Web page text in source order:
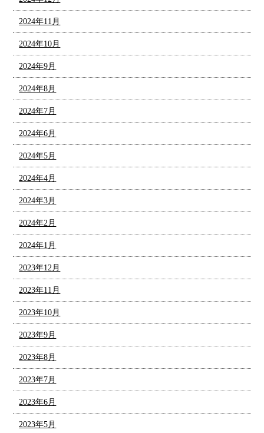
2024年11月
2024年10月
2024年9月
2024年8月
2024年7月
2024年6月
2024年5月
2024年4月
2024年3月
2024年2月
2024年1月
2023年12月
2023年11月
2023年10月
2023年9月
2023年8月
2023年7月
2023年6月
2023年5月